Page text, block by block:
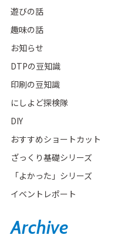
遊びの話
趣味の話
お知らせ
DTPの豆知識
印刷の豆知識
にしよど探検隊
DIY
おすすめショートカット
ざっくり基礎シリーズ
「よかった」シリーズ
イベントレポート
Archive